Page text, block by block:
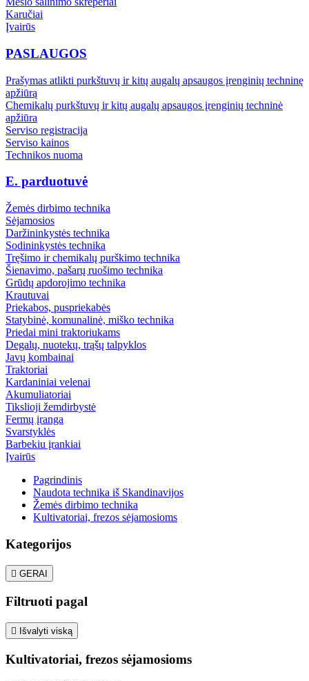
Karučiai
Įvairūs
PASLAUGOS
Prašymas atlikti purkštuvų ir kitų augalų apsaugos įrenginių techninę
apžiūrą
Chemikalų purkštuvų ir kitų augalų apsaugos įrenginių techninė
apžiūra
Serviso registracija
Serviso kainos
Technikos nuoma
E. parduotuvė
Žemės dirbimo technika
Sėjamosios
Daržininkystės technika
Sodininkystės technika
Tręšimo ir chemikalų purškimo technika
Šienavimo, pašarų ruošimo technika
Grūdų apdorojimo technika
Krautuvai
Priekabos, puspriekabės
Statybinė, komunalinė, miško technika
Priedai mini traktoriukams
Degalų, nuotekų, trąšų talpyklos
Javų kombainai
Traktoriai
Kardaniniai velenai
Akumuliatoriai
Tikslioji žemdirbystė
Fermų įranga
Svarstyklės
Barbekiu įrankiai
Įvairūs
Pagrindinis
Naudota technika iš Skandinavijos
Žemės dirbimo technika
Kultivatoriai, frezos sėjamosioms
Kategorijos
 GERAI
Filtruoti pagal
 Išvalyti viską
Kultivatoriai, frezos sėjamosioms